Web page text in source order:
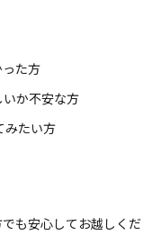
た方
いか不安な方
みたい方
も安心してお越しく